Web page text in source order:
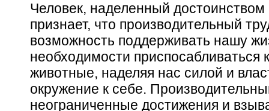
Человек, наделенный достоинством
признает, что производительный
возможность поддерживать нашу
необходимости приспосабливаться
животные, наделяя нас силой и
окружение к себе.
неограниченные достижения и